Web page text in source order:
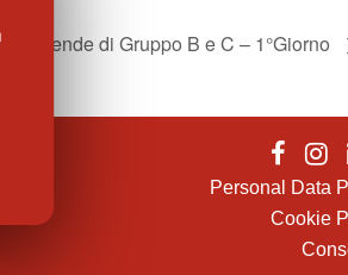
Aziende di Gruppo B e C – 1°Giorno
Personal Data
Cookie